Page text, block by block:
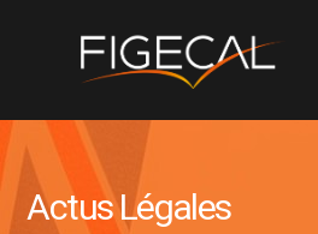
Actus Légales